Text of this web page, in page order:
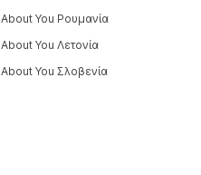
About You Ρουμανία
About You Λετονία
About You Σλοβενία